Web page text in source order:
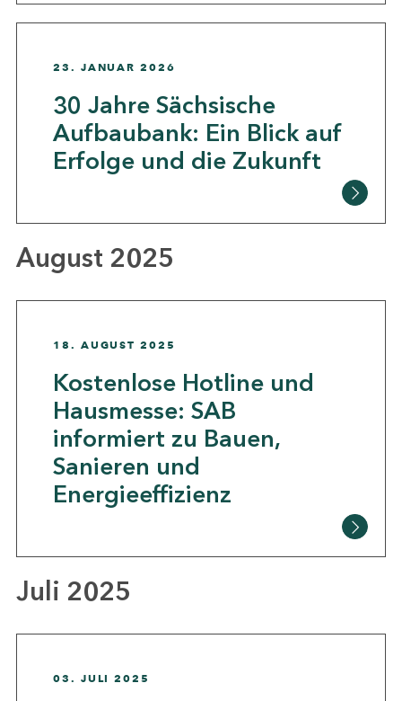
23. JANUAR 2026
30 Jahre Sächsische
Aufbaubank: Ein Blick auf
Erfolge und die Zukunft
August 2025
18. AUGUST 2025
Kostenlose Hotline und
Hausmesse: SAB
informiert zu Bauen,
Sanieren und
Energieeffizienz
Juli 2025
03. JULI 2025